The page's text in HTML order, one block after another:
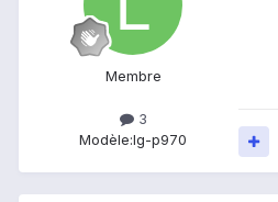
Membre
3
Modèle:lg-p970